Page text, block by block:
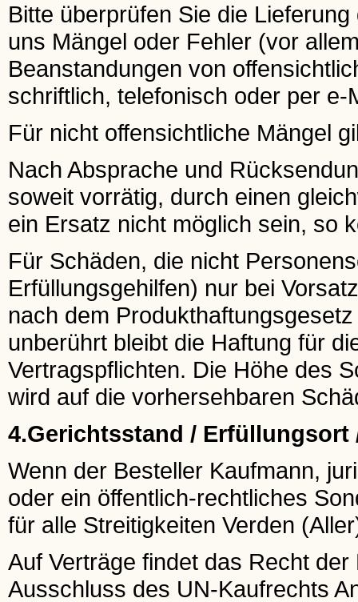
Bitte überprüfen Sie die
uns Mängel oder Fehler (vor
Beanstandungen von
schriftlich, telefonisch oder per e-
Für nicht offensichtliche Mängel
Nach Absprache und
soweit vorrätig, durch einen
ein Ersatz nicht möglich sein, so
Für Schäden, die nicht
Erfüllungsgehilfen) nur bei
nach dem
unberührt bleibt die Haftung für
Vertragspflichten. Die Höhe des
wird auf die vorhersehbaren
4.Gerichtsstand / Erfüllungsort
Wenn der Besteller Kaufmann,
oder ein öffentlich-rechtliches
für alle Streitigkeiten Verden
Auf Verträge findet das Recht
Ausschluss des UN-Kaufrechts